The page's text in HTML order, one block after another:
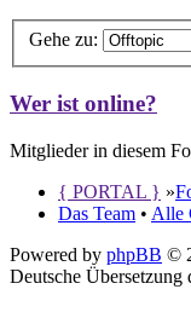
Gehe zu:
Wer ist online?
Mitglieder in diesem
{ PORTAL } »
Das Team • Alle
Powered by phpBB ©
Deutsche Übersetzung